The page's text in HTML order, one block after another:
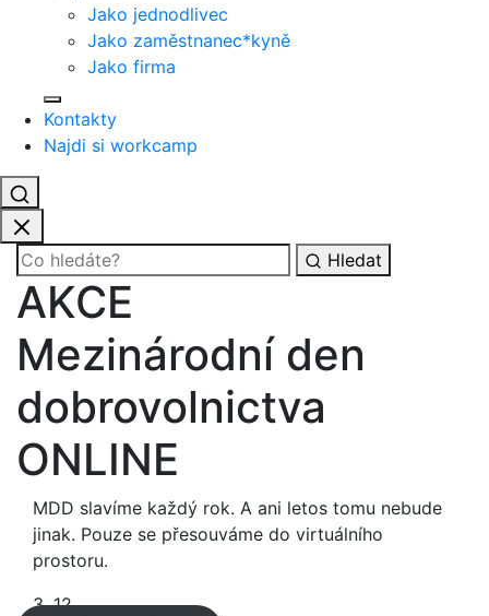
Jako jednodlivec
Jako zaměstnanec*kyně
Jako firma
Kontakty
Najdi si workcamp
Hledat
AKCE
Mezinárodní den
dobrovolnictva
ONLINE
MDD slavíme každý rok. A ani letos tomu nebude
jinak. Pouze se přesouváme do virtuálního
prostoru.
3. 12.